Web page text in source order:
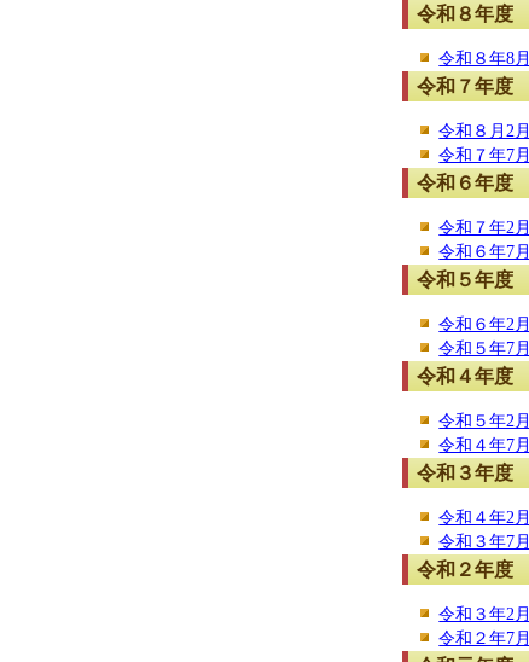
令和８年度
令和８年8
令和７年度
令和８月2
令和７年7
令和６年度
令和７年2
令和６年7
令和５年度
令和６年2
令和５年7
令和４年度
令和５年2
令和４年7
令和３年度
令和４年2
令和３年7
令和２年度
令和３年2
令和２年7